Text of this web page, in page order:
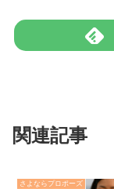
関連記事
さよならプロポーズ